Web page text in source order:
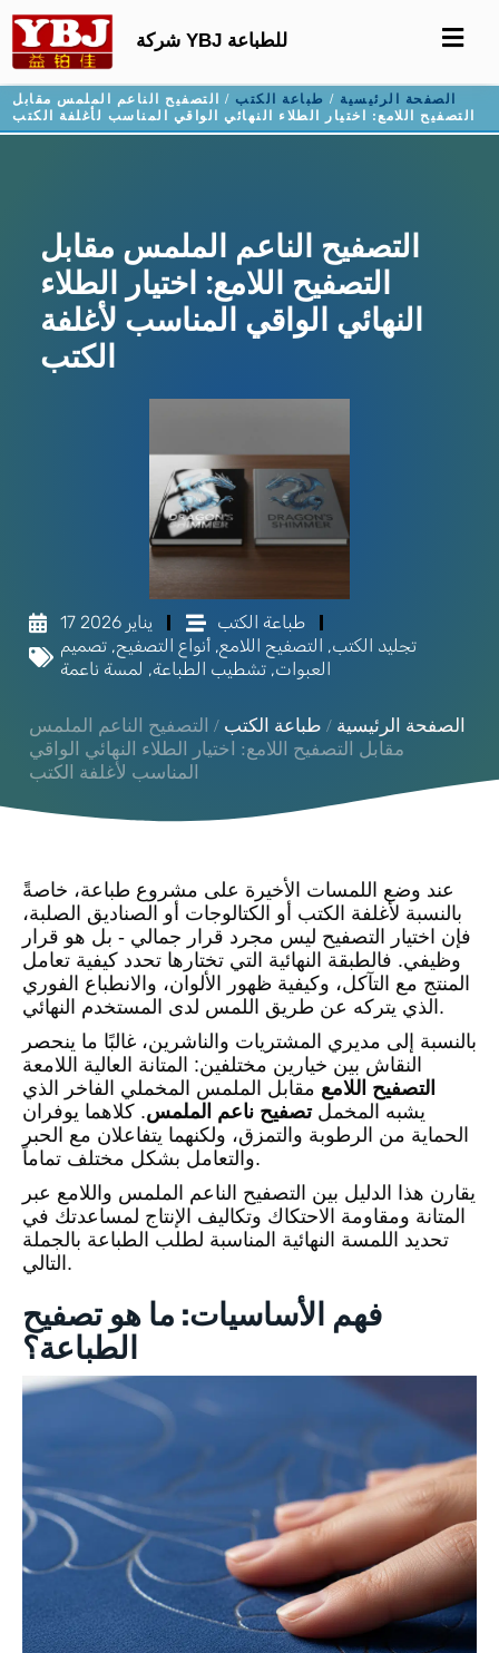
شركة YBJ للطباعة
الصفحة الرئيسية / طباعة الكتب / التصفيح الناعم الملمس مقابل
التصفيح اللامع: اختيار الطلاء النهائي الواقي المناسب لأغلفة الكتب
التصفيح الناعم الملمس مقابل
التصفيح اللامع: اختيار الطلاء
النهائي الواقي المناسب لأغلفة
الكتب
17 يناير 2026
طباعة الكتب
تجليد الكتب, التصفيح اللامع,أنواع التصفيح,تصميم
العبوات,تشطيب الطباعة, لمسة ناعمة
الصفحة الرئيسية / طباعة الكتب / التصفيح الناعم الملمس
مقابل التصفيح اللامع: اختيار الطلاء النهائي الواقي
المناسب لأغلفة الكتب
عند وضع اللمسات الأخيرة على مشروع طباعة، خاصةً
بالنسبة لأغلفة الكتب أو الكتالوجات أو الصناديق الصلبة،
فإن اختيار التصفيح ليس مجرد قرار جمالي - بل هو قرار
وظيفي. فالطبقة النهائية التي تختارها تحدد كيفية تعامل
المنتج مع التآكل، وكيفية ظهور الألوان، والانطباع الفوري
الذي يتركه عن طريق اللمس لدى المستخدم النهائي.
بالنسبة إلى مديري المشتريات والناشرين، غالبًا ما ينحصر
النقاش بين خيارين مختلفين: المتانة العالية اللامعة
التصفيح اللامع مقابل الملمس المخملي الفاخر الذي
يشبه المخملتصفيح ناعم الملمس. كلاهما يوفران
الحماية من الرطوبة والتمزق، ولكنهما يتفاعلان مع الحبر
والتعامل بشكل مختلف تماماً.
يقارن هذا الدليل بين التصفيح الناعم الملمس واللامع عبر
المتانة ومقاومة الاحتكاك وتكاليف الإنتاج لمساعدتك في
تحديد اللمسة النهائية المناسبة لطلب الطباعة بالجملة
التالي.
فهم الأساسيات: ما هو تصفيح
الطباعة؟